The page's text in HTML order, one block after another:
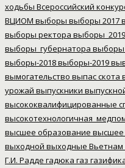
ходьбы Всероссийский
ВЦИОМ выборы выборы 2017
выборы ректора выборы_2019
выборы_губернатора
выборы-2018выборы-2019
вымогательство выпас скота
урожай выпускники
высококвалифицированные
высшее образование высшее
выходной выходные Вьетнам
Г.И. Радде гадюка газ